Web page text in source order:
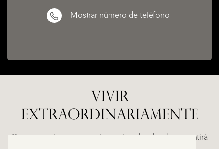
Mostrar número de teléfono
VIVIR
EXTRAORDINARIAMENTE
Casas espaciosas con carácter, situadas donde se sentirá
ESTEPONA
NACARE